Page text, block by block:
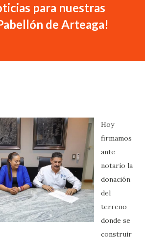
para nuestras
de Arteaga!
​Hoy
firmamos
ante
notario la
donación
del
terreno
donde se
construir